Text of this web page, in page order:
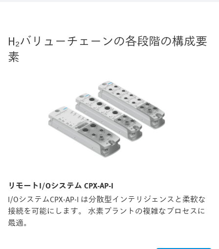
H₂バリューチェーンの各段階の構成要
素
リモートI/Oシステム CPX-AP-I
I/OシステムCPX-AP-I は分散型インテリジェンスと柔軟な
接続を可能にします。 水素プラントの複雑なプロセスに
最適。